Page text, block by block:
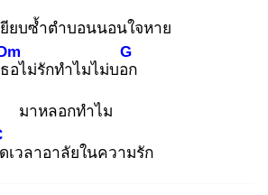
ยียบซ้ำตำบอนนอนใจหาย
ธอไม่รักทำไมไม่บอก
G
มาหลอกทำไม
เวลาอาลัยในความรัก